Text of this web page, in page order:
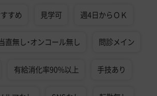
すめ 見学可 週4日からＯＫ
直無し・オンコール無し 問診メイン
有給消化率90%以上 手技あり